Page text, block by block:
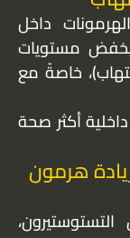
داخل
مستويات
خاصةً مع
أكثر صحة
هرمون